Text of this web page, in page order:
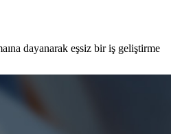
dayanarak eşsiz bir iş geliştirme